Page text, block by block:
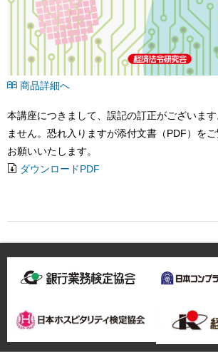
商品詳細へ
本講座につきまして、誤記の訂正がございま
ません。恐れ入りますが添付文書（PDF）を
お願いいたします。
ダウンロードPDF